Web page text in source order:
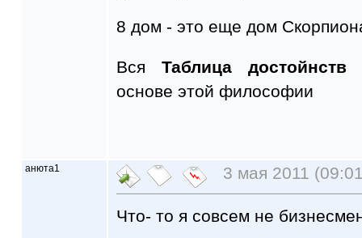
8 дом - это еще дом
Вся Таблица
основе этой философии
анюта1 3 мая 2011
Что- то я совсем не